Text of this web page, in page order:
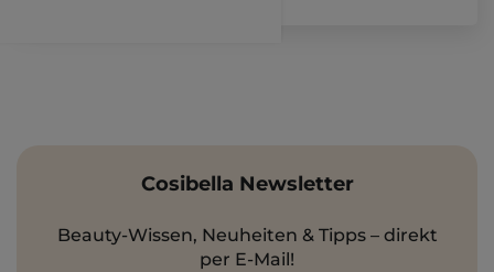
Cosibella Newsletter
Beauty-Wissen, Neuheiten & Tipps – direkt
per E-Mail!